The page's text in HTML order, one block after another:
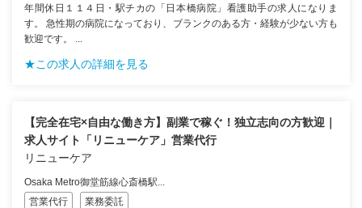
年間休日１１４日・駅チカの「日本橋病院」看護助手の求人になりま
す。 急性期の病院になっており、ブランクのある方・経験が少ない方も
歓迎です。 ...
★この求人の詳細を見る
【完全在宅×自由な働き方】副業で稼ぐ！独立志向の方歓迎｜
求人サイト「リニューケア」営業代行
リニューケア
Osaka Metro御堂筋線心斎橋駅...
営業代行
業務委託